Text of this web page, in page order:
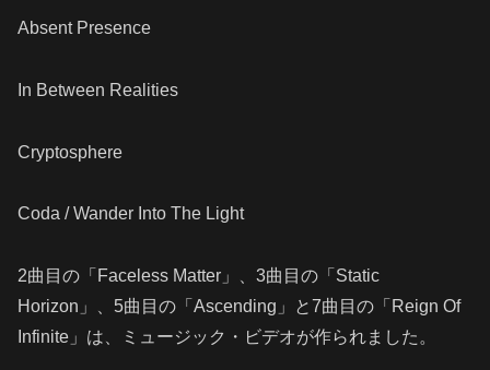
Absent Presence
In Between Realities
Cryptosphere
Coda / Wander Into The Light
2曲目の「Faceless Matter」、3曲目の「Static
Horizon」、5曲目の「Ascending」と7曲目の「Reign Of
Infinite」は、ミュージック・ビデオが作られました。